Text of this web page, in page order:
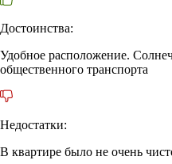
Достоинства:
Удобное расположение.
общественного транспорта
Недостатки:
В квартире было не очень